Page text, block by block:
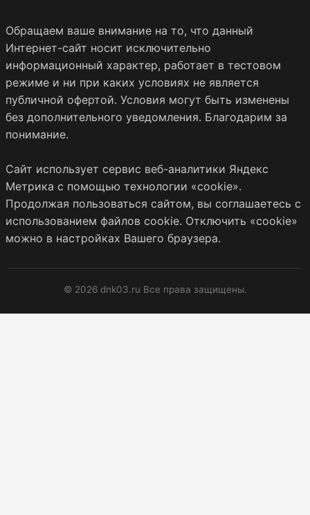
Обращаем ваше внимание на то, что данный
Интернет-сайт носит исключительно
информационный характер, работает в тестовом
режиме и ни при каких условиях не является
публичной офертой. Условия могут быть изменены
без дополнительного уведомления. Благодарим за
понимание.
Сайт использует сервис веб-аналитики Яндекс
Метрика с помощью технологии «cookie».
Продолжая пользоваться сайтом, вы соглашаетесь с
использованием файлов cookie. Отключить «cookie»
можно в настройках Вашего браузера.
© 2026 dnk03.ru Все права защищены.